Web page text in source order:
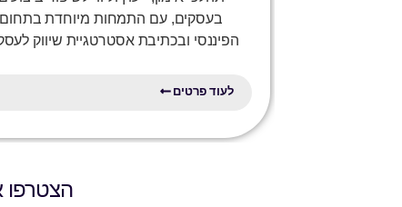
בעסקים, עם התמחות מיוחדת בתחום
הפיננסי ובכתיבת אסטרטגיית שיווק
לעוד פרטים
הצטרפו